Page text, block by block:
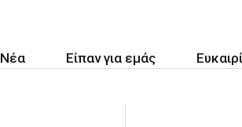
Νέα Είπαν για εμάς